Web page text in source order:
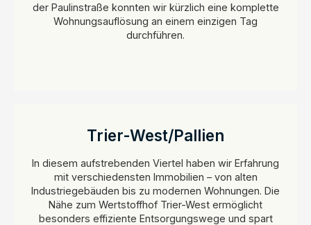
der Paulinstraße konnten wir kürzlich eine komplette
Wohnungsauflösung an einem einzigen Tag
durchführen.
Trier-West/Pallien
In diesem aufstrebenden Viertel haben wir Erfahrung
mit verschiedensten Immobilien – von alten
Industriegebäuden bis zu modernen Wohnungen. Die
Nähe zum Wertstoffhof Trier-West ermöglicht
besonders effiziente Entsorgungswege und spart